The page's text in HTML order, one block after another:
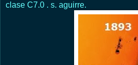
clase C7.0 . s. aguirre.